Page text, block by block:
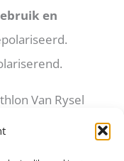
en
Van Rysel
kwaliteit voor de